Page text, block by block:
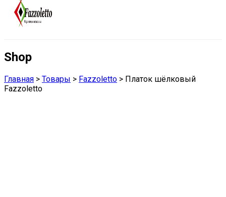
Shop
Главная > Товары > Fazzoletto > Платок шёлковый
Fazzoletto